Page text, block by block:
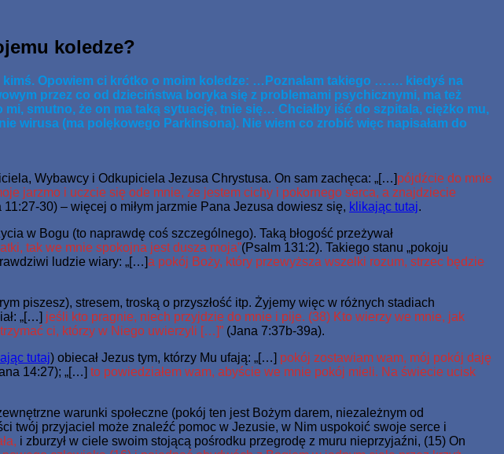
koledze?
Opowiem ci krótko o moim koledze: …Poznałam takiego ……. kiedyś na
przez co od dzieciństwa boryka się z problemami psychicznymi, ma też
smutno, że on ma taką sytuację, tnie się… Chciałby iść do szpitala, ciężko mu,
wirusa (ma polękowego Parkinsona). Nie wiem co zrobić więc napisałam do
Wybawcy i Odkupiciela Jezusa Chrystusa. On sam zachęca: „[…]pójdźcie do mnie
jarzmo i uczcie się ode mnie, że jestem cichy i pokornego serca, a znajdziecie
11:27-30) – więcej o miłym jarzmie Pana Jezusa dowiesz się, klikając tutaj.
w Bogu (to naprawdę coś szczególnego). Taką błogość przeżywał
tak we mnie spokojna jest dusza moja”(Psalm 131:2). Takiego stanu „pokoju
ludzie wiary: „[…]a pokój Boży, który przewyższa wszelki rozum, strzec będzie
piszesz), stresem, troską o przyszłość itp. Żyjemy więc w różnych stadiach
„[…] jeśli kto pragnie, niech przyjdzie do mnie i pije. (38) Kto wierzy we mnie, jak
ci, którzy w Niego uwierzyli […]” (Jana 7:37b-39a).
tutaj) obiecał Jezus tym, którzy Mu ufają: „[…] pokój zostawiam wam, mój pokój daję
14:27); „[…] to powiedziałem wam, abyście we mnie pokój mieli. Na świecie ucisk
warunki społeczne (pokój ten jest Bożym darem, niezależnym od
twój przyjaciel może znaleźć pomoc w Jezusie, w Nim uspokoić swoje serce i
i zburzył w ciele swoim stojącą pośrodku przegrodę z muru nieprzyjaźni, (15) On